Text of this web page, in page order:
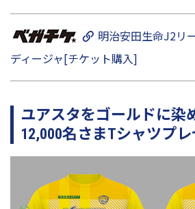
明治安田生命J2リ
ディージャ[チケット購入]
ユアスタをゴールドに染
12,000名さまTシャツプレ